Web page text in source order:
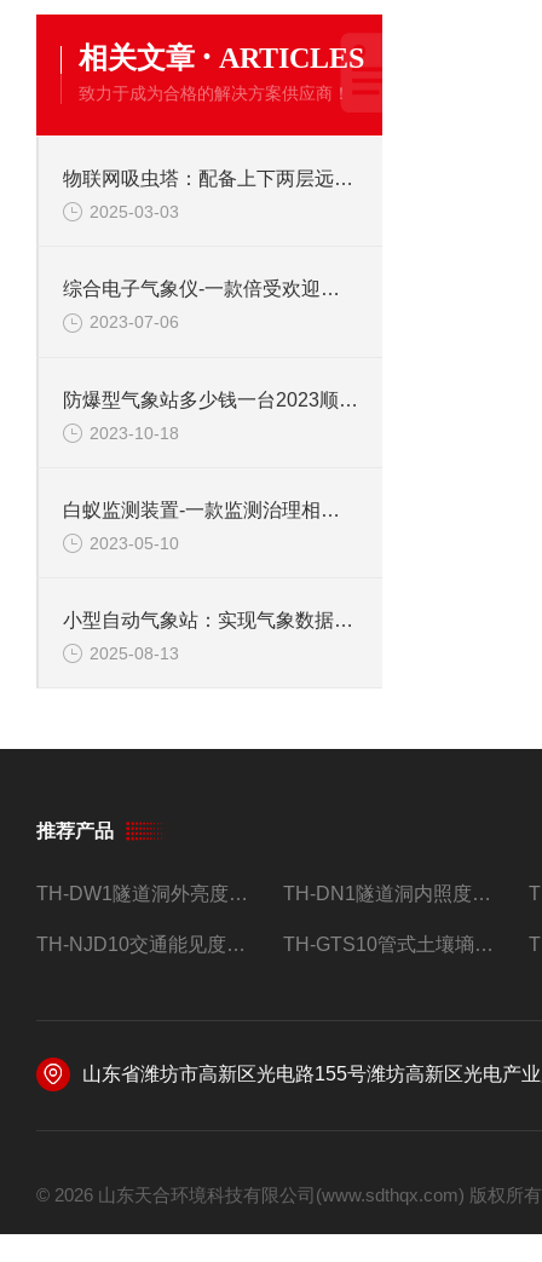
相关文章 · ARTICLES
致力于成为合格的解决方案供应商！
物联网吸虫塔：配备上下两层远红外虫体处理仓，致死率高，虫体完整性好
2025-03-03
综合电子气象仪-一款倍受欢迎的手持气象站2023顺丰包邮
2023-07-06
防爆型气象站多少钱一台2023顺丰包邮
2023-10-18
白蚁监测装置-一款监测治理相结合的地埋型白蚁监测设备2023顺丰包邮
2023-05-10
小型自动气象站：实现气象数据的自动采集、实时传输和远程管理
2025-08-13
推荐产品
TH-DW1隧道洞外亮度检测器设备 TH-DN1隧道洞内照度检测器设备
TH-NJD10交通能见度监测站 TH-GTS10管式土壤墒情自动监测仪
山东省潍坊市高新区光电路155号潍坊高新区光电产业加速器
© 2026 山东天合环境科技有限公司(www.sdthqx.com) 版权